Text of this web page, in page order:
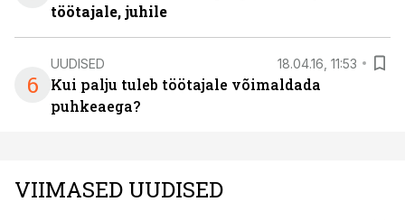
töötajale, juhile
6
UUDISED 18.04.16, 11:53
Kui palju tuleb töötajale võimaldada
puhkeaega?
VIIMASED UUDISED